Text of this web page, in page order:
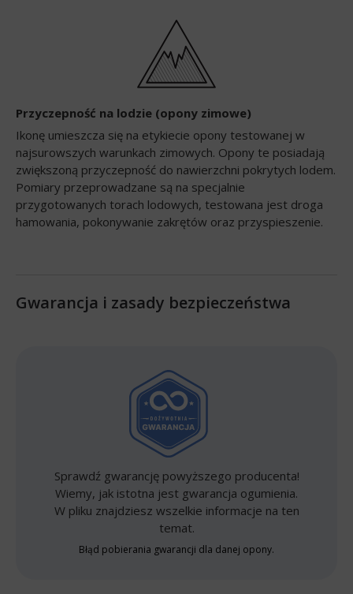
Przyczepność na lodzie (opony zimowe)
Ikonę umieszcza się na etykiecie opony testowanej w
najsurowszych warunkach zimowych. Opony te posiadają
zwiększoną przyczepność do nawierzchni pokrytych lodem.
Pomiary przeprowadzane są na specjalnie
przygotowanych torach lodowych, testowana jest droga
hamowania, pokonywanie zakrętów oraz przyspieszenie.
Gwarancja i zasady bezpieczeństwa
Sprawdź gwarancję powyższego producenta!
Wiemy, jak istotna jest gwarancja ogumienia.
W pliku znajdziesz wszelkie informacje na ten
temat.
Błąd pobierania gwarancji dla danej opony.